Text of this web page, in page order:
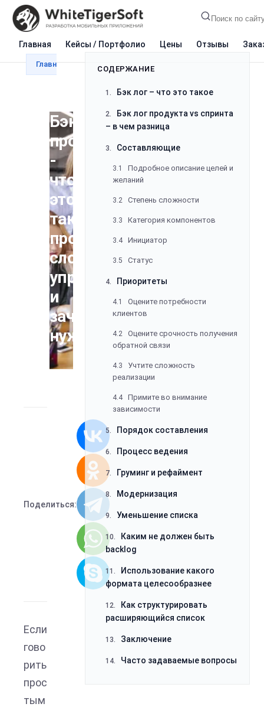
Главная Кейсы / Портфолио Цены Отзывы
Главная Блог Разработка Бэклог продукта
Бэклог
продукта
-
что
это
такое
простыми
словами,
управление
и
зачем
нужен
Поделиться:
Если
гово
рить
прос
тым
СОДЕРЖАНИЕ
1. Бэк лог – что это такое
2.
– в чем разница
3. Составляющие
3.1
желаний
3.2 Степень сложности
3.3 Категория компонентов
3.4 Инициатор
3.5 Статус
4. Приоритеты
4.1
клиентов
4.2
обратной связи
4.3
реализации
4.4
зависимости
5. Порядок составления
6. Процесс ведения
7. Груминг и рефаймент
8. Модернизация
9. Уменьшение списка
10.
backlog
11.
формата целесообразнее
12.
расширяющийся список
13. Заключение
14. Часто задаваемые вопросы